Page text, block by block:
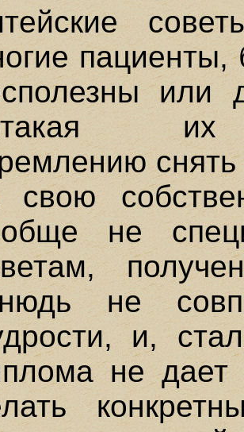
пациенты,
или
их
снять
свою
не
не
и,
не дает